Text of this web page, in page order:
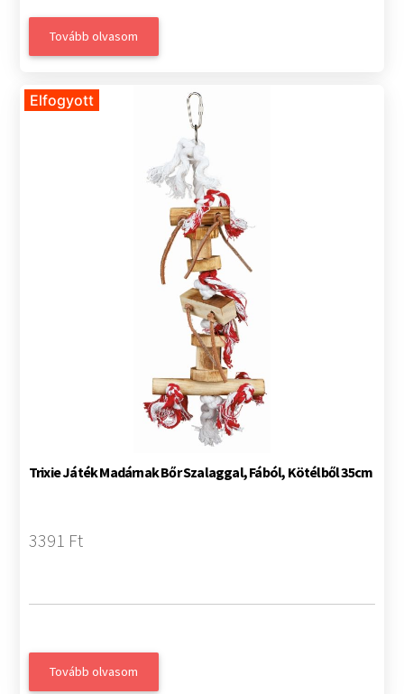
Tovább olvasom
Elfogyott
Trixie Játék Madárnak Bőr Szalaggal, Fából, Kötélből 35cm
3391 Ft
Tovább olvasom